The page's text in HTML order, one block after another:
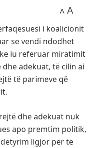
A A
i koalicionit
se vendi ndodhet
iu referuar miratimit
adekuat, të cilin ai
të parimeve që
.
dhe adekuat nuk
apo premtim politik,
ligjor për të